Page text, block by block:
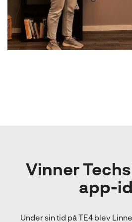
Vinner
app-
Under sin tid på TE4 blev